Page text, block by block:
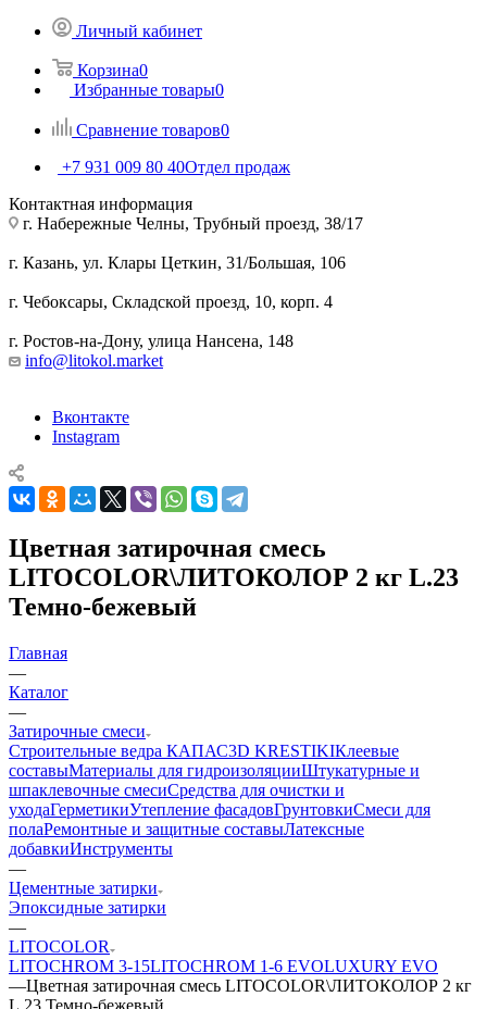
Личный кабинет
Корзина0
Избранные товары0
Сравнение товаров0
+7 931 009 80 40Отдел продаж
Контактная информация
г. Набережные Челны, Трубный проезд, 38/17
г. Казань, ул. Клары Цеткин, 31/Большая, 106
г. Чебоксары, Складской проезд, 10, корп. 4
г. Ростов-на-Дону, улица Нансена, 148
info@litokol.market
Вконтакте
Instagram
Цветная затирочная смесь
LITOCOLOR\ЛИТОКОЛОР 2 кг L.23
Темно-бежевый
Главная
—
Каталог
—
Затирочные смеси
Строительные ведра КАПАС3D KRESTIKIКлеевые
составыМатериалы для гидроизоляцииШтукатурные и
шпаклевочные смесиСредства для очистки и
уходаГерметикиУтепление фасадовГрунтовкиСмеси для
полаРемонтные и защитные составыЛатексные
добавкиИнструменты
—
Цементные затирки
Эпоксидные затирки
—
LITOCOLOR
LITOCHROM 3-15LITOCHROM 1-6 EVOLUXURY EVO
—Цветная затирочная смесь LITOCOLOR\ЛИТОКОЛОР 2 кг
L.23 Темно-бежевый